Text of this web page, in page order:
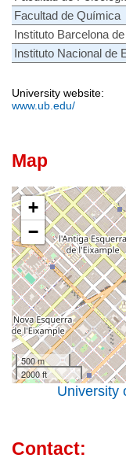
Facultad de Química
Instituto Barcelona
Instituto Nacional de
University website:
www.ub.edu/
Map
+
−
500 m
2000 ft
University
Contact: